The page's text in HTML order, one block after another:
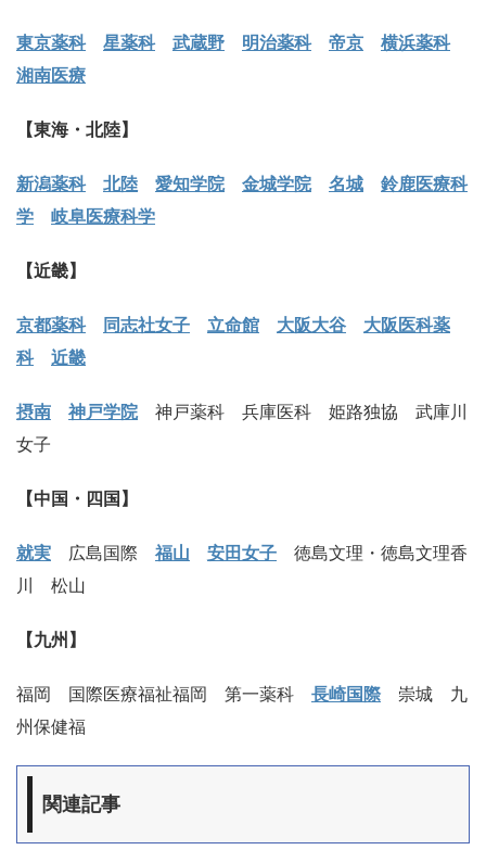
東京薬科 星薬科 武蔵野 明治薬科 帝京
横浜薬科
湘南医療
【東海・北陸】
新潟薬科 北陸 愛知学院 金城学院 名城
鈴鹿医療科
学
岐阜医療科学
【近畿】
京都薬科 同志社女子 立命館 大阪大谷
大阪医科薬
科
近畿
摂南 神戸学院神戸薬科 兵庫医科 姫路独協 武庫川
女子
【中国・四国】
就実 広島国際 福山 安田女子 徳島文理・徳島文理香
川 松山
【九州】
福岡 国際医療福祉福岡 第一薬科 長崎国際
崇城 九
州保健福
関連記事